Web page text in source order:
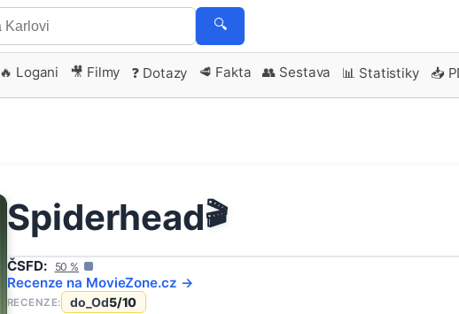
🔍
🔥 Logani 🎥 Filmy ❓ Dotazy 🥩 Fakta 👥 Sestava 📊 Statistiky 📥
Spiderhead🎬
ČSFD: 50 %
Recenze na MovieZone.cz →
RECENZE: do_Od5/10